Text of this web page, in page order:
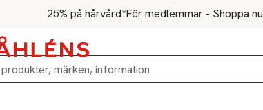
25% på hårvård*För medlemmar - Shoppa nu